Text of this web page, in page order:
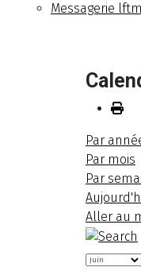
Messagerie lftm
Par
Par mois
Par
Aller au